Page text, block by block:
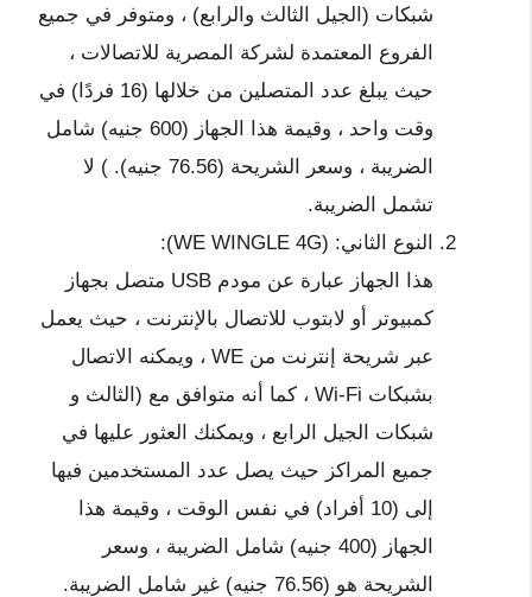
شبكات (الجيل الثالث والرابع) ، ومتوفر في جميع
الفروع المعتمدة لشركة المصرية للاتصالات ،
حيث يبلغ عدد المتصلين من خلالها (16 فردًا) في
وقت واحد ، وقيمة هذا الجهاز (600 جنيه) شامل
الضريبة ، وسعر الشريحة (76.56 جنيه). ) لا
تشمل الضريبة.
النوع الثاني: (WE WINGLE 4G):
هذا الجهاز عبارة عن مودم USB متصل بجهاز
كمبيوتر أو لابتوب للاتصال بالإنترنت ، حيث يعمل
عبر شريحة إنترنت من WE ، ويمكنه الاتصال
بشبكات Wi-Fi ، كما أنه متوافق مع (الثالث و
شبكات الجيل الرابع ، ويمكنك العثور عليها في
جميع المراكز حيث يصل عدد المستخدمين فيها
إلى (10 أفراد) في نفس الوقت ، وقيمة هذا
الجهاز (400 جنيه) شامل الضريبة ، وسعر
الشريحة هو (76.56 جنيه) غير شامل الضريبة.